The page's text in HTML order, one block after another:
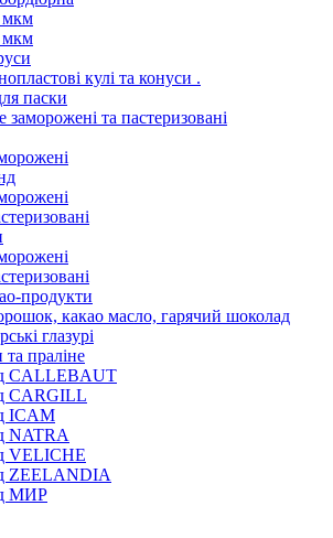
мкм
мкм
кулі та конуси .
паски
та пастеризовані
продукти
какао масло, гарячий шоколад
глазурі
праліне
CALLEBAUT
CARGILL
ICAM
NATRA
VELICHE
ZEELANDIA
МИР